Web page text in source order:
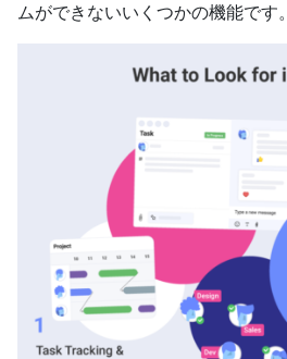
ムができないいくつかの機能です。